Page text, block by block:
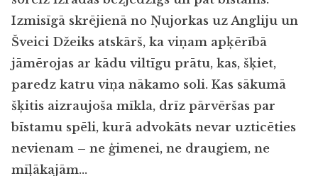
Izmisīgā skrējienā no Ņujorkas uz Angliju un
Šveici Džeiks atskārš, ka viņam apķērībā
jāmērojas ar kādu viltīgu prātu, kas, šķiet,
paredz katru viņa nākamo soli. Kas sākumā
šķitis aizraujoša mīkla, drīz pārvēršas par
bīstamu spēli, kurā advokāts nevar uzticēties
nevienam – ne ģimenei, ne draugiem, ne
mīļākajām…